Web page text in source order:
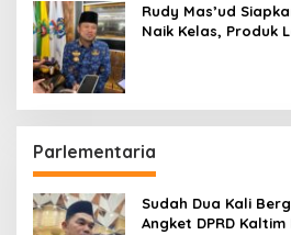
Rudy Mas’ud
Naik Kelas, Produk
Parlementaria
Sudah Dua Kali
Angket DPRD